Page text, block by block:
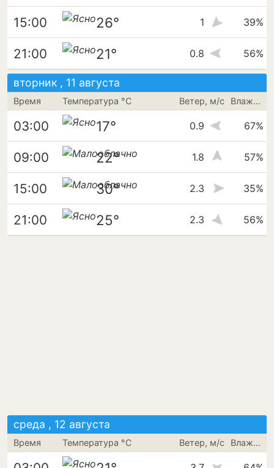
15:00 26° 1 39%
21:00 21° 0.8 56%
вторник , 11 августа
Время Температура °C Ветер, м/с Влажность
03:00 17° 0.9 67%
09:00 22° 1.8 57%
15:00 30° 2.3 35%
21:00 25° 2.3 56%
среда , 12 августа
Время Температура °C Ветер, м/с Влажность